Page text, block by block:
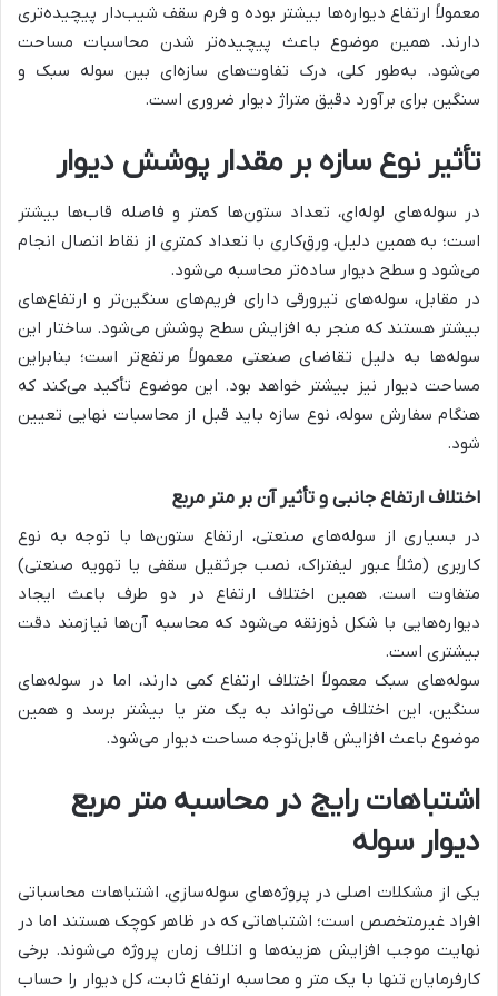
معمولاً ارتفاع دیواره‌ها بیشتر بوده و فرم سقف شیب‌دار پیچیده‌تری
دارند. همین موضوع باعث پیچیده‌تر شدن محاسبات مساحت
می‌شود. به‌طور کلی، درک تفاوت‌های سازه‌ای بین سوله سبک و
سنگین برای برآورد دقیق متراژ دیوار ضروری است.
تأثیر نوع سازه بر مقدار پوشش دیوار
در سوله‌های لوله‌ای، تعداد ستون‌ها کمتر و فاصله قاب‌ها بیشتر
است؛ به همین دلیل، ورق‌کاری با تعداد کمتری از نقاط اتصال انجام
می‌شود و سطح دیوار ساده‌تر محاسبه می‌شود.
در مقابل، سوله‌های تیرورقی دارای فریم‌های سنگین‌تر و ارتفاع‌های
بیشتر هستند که منجر به افزایش سطح پوشش می‌شود. ساختار این
سوله‌ها به دلیل تقاضای صنعتی معمولاً مرتفع‌تر است؛ بنابراین
مساحت دیوار نیز بیشتر خواهد بود. این موضوع تأکید می‌کند که
هنگام سفارش سوله، نوع سازه باید قبل از محاسبات نهایی تعیین
شود.
اختلاف ارتفاع جانبی و تأثیر آن بر متر مربع
در بسیاری از سوله‌های صنعتی، ارتفاع ستون‌ها با توجه به نوع
کاربری (مثلاً عبور لیفتراک، نصب جرثقیل سقفی یا تهویه صنعتی)
متفاوت است. همین اختلاف ارتفاع در دو طرف باعث ایجاد
دیواره‌هایی با شکل ذوزنقه می‌شود که محاسبه آن‌ها نیازمند دقت
بیشتری است.
سوله‌های سبک معمولاً اختلاف ارتفاع کمی دارند، اما در سوله‌های
سنگین، این اختلاف می‌تواند به یک متر یا بیشتر برسد و همین
موضوع باعث افزایش قابل‌توجه مساحت دیوار می‌شود.
اشتباهات رایج در محاسبه متر مربع
دیوار سوله
یکی از مشکلات اصلی در پروژه‌های سوله‌سازی، اشتباهات محاسباتی
افراد غیرمتخصص است؛ اشتباهاتی که در ظاهر کوچک هستند اما در
نهایت موجب افزایش هزینه‌ها و اتلاف زمان پروژه می‌شوند. برخی
کارفرمایان تنها با یک متر و محاسبه ارتفاع ثابت، کل دیوار را حساب